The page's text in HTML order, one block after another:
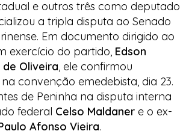
e outros três como deputado
a tripla disputa ao Senado
Em documento dirigido ao
exercício do partido, Edson
de Oliveira, ele confirmou
convenção emedebista, dia 23.
de Peninha na disputa interna
federal Celso Maldaner e o ex-
Afonso Vieira.